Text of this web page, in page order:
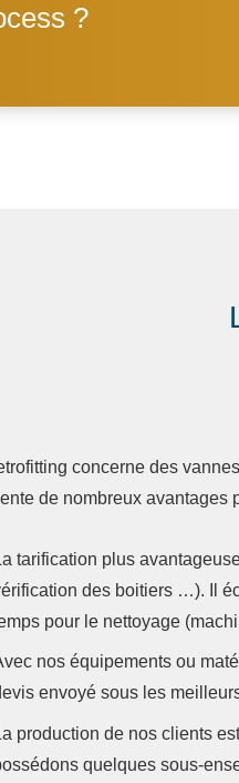
?
concerne des
de nombreux avantages
tarification plus
des boitiers …). Il
pour le nettoyage
nos équipements ou
envoyé sous les
production de nos clients
quelques sous-